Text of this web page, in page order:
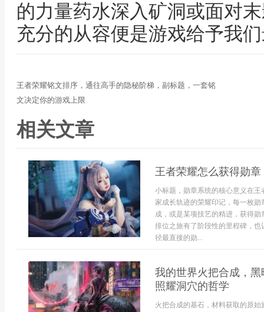
的力量药水深入矿洞或面对
充分的从容便是游戏给予我
王者荣耀铭文排序，通往高手的隐秘阶梯，副标题，一套铭
文决定你的游戏上限
相关文章
王者荣耀怎么获得勋
小标题，勋章系统的核心意义在
家成长轨迹的荣耀印记，每一枚
成，或是某项技艺的精进，获得
排位之旅有了阶段性的里程碑，
径最直接的勋...
我的世界火把合成，
照耀洞穴的哲学
火把合成的基石，材料获取的原